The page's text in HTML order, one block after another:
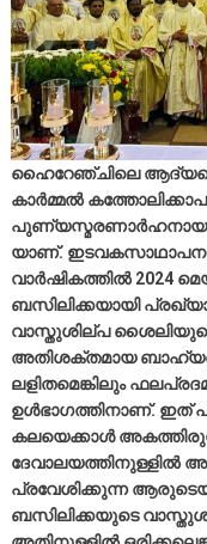
ഹൈറേഞ്ചിലെ
കാര്‍മ്മല്‍
പുണ്യസ്മരണാര്‍ഹനായ
യാണ്.
വാര്‍ഷികത്തില്‍ 2024
ബസിലിക്കയായി
വാസ്തുശില്പ
അതിശക്തമായ
ലളിതമെങ്കിലും
ഉള്‍ഭാഗത്തിനാണ്. ഇത്
കലയെക്കാള്‍
ദേവാലയത്തിനുള്ളില്‍
പ്രവേശിക്കുന്ന
ബസിലിക്കയുടെ